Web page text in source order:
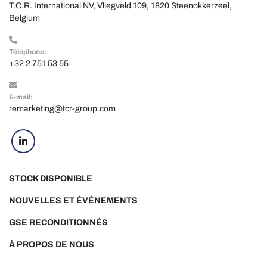
T.C.R. International NV, Vliegveld 109, 1820 Steenokkerzeel,
Belgium
Téléphone:
+32 2 751 53 55
E-mail:
remarketing@tcr-group.com
linkedin
STOCK DISPONIBLE
NOUVELLES ET ÉVÉNEMENTS
GSE RECONDITIONNÉS
À PROPOS DE NOUS